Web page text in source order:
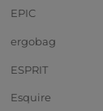
EPIC
ergobag
ESPRIT
Esquire